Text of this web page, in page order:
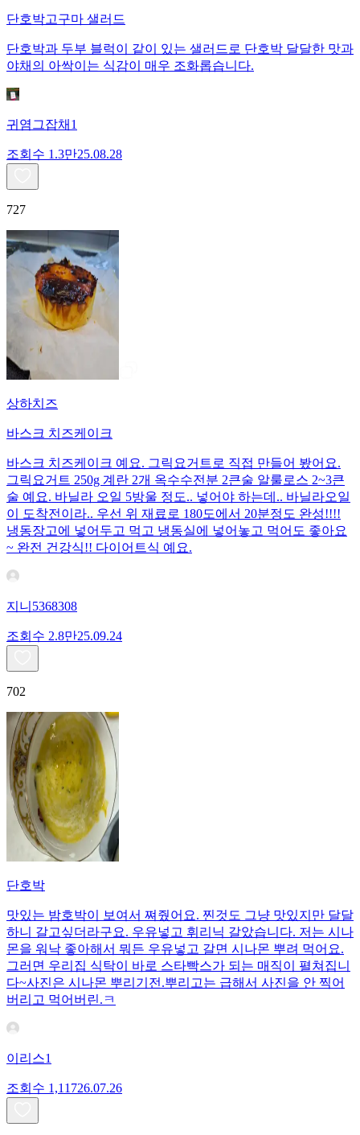
단호박고구마 샐러드
단호박과 두부 블럭이 같이 있는 샐러드로 단호박 달달한 맛과
야채의 아싹이는 식감이 매우 조화롭습니다.
귀염그잡채1
조회수 1.3만25.08.28
727
상하치즈
바스크 치즈케이크
바스크 치즈케이크 예요. 그릭요거트로 직접 만들어 봤어요.
그릭요거트 250g 계란 2개 옥수수전분 2큰술 알룰로스 2~3큰
술 예요. 바닐라 오일 5방울 정도.. 넣어야 하는데.. 바닐라오일
이 도착전이라.. 우선 위 재료로 180도에서 20분정도 완성!!!!
냉동장고에 넣어두고 먹고 냉동실에 넣어놓고 먹어도 좋아요
~ 완전 건강식!! 다이어트식 예요.
지니5368308
조회수 2.8만25.09.24
702
단호박
맛있는 밤호박이 보여서 쪄줬어요. 찐것도 그냥 맛있지만 달달
하니 갈고싶더라구요. 우유넣고 휘리닉 갈았습니다. 저는 시나
몬을 워낙 좋아해서 뭐든 우유넣고 갈면 시나몬 뿌려 먹어요.
그러면 우리집 식탁이 바로 스타빡스가 되는 매직이 펼쳐집니
다~사진은 시나몬 뿌리기전.뿌리고는 급해서 사진을 안 찍어
버리고 먹어버린.ㅋ
이리스1
조회수 1,11726.07.26